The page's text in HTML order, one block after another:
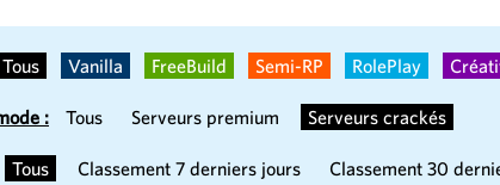
Tous Vanilla FreeBuild Semi-RP RolePlay
: Tous Serveurs premium Serveurs crackés
Tous Classement 7 derniers jours Classement 30